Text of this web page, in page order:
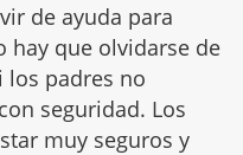
de ayuda para
hay que olvidarse de
los padres no
seguridad. Los
muy seguros y